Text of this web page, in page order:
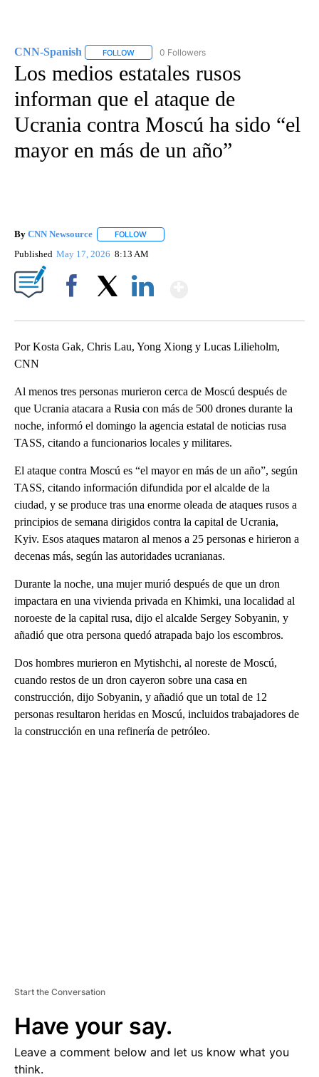
CNN-Spanish FOLLOW FOLLOW "CNN-SPANISH" TO RECEIVE
0 Followers
Los medios estatales rusos
informan que el ataque de
Ucrania contra Moscú ha sido “el
mayor en más de un año”
By CNN Newsource FOLLOW
Published May 17, 2026 8:13 AM
Por Kosta Gak, Chris Lau, Yong Xiong y Lucas Lilieholm,
CNN
Al menos tres personas murieron cerca de Moscú después de
que Ucrania atacara a Rusia con más de 500 drones durante la
noche, informó el domingo la agencia estatal de noticias rusa
TASS, citando a funcionarios locales y militares.
El ataque contra Moscú es “el mayor en más de un año”, según
TASS, citando información difundida por el alcalde de la
ciudad, y se produce tras una enorme oleada de ataques rusos a
principios de semana dirigidos contra la capital de Ucrania,
Kyiv. Esos ataques mataron al menos a 25 personas e hirieron a
decenas más, según las autoridades ucranianas.
Durante la noche, una mujer murió después de que un dron
impactara en una vivienda privada en Khimki, una localidad al
noroeste de la capital rusa, dijo el alcalde Sergey Sobyanin, y
añadió que otra persona quedó atrapada bajo los escombros.
Dos hombres murieron en Mytishchi, al noreste de Moscú,
cuando restos de un dron cayeron sobre una casa en
construcción, dijo Sobyanin, y añadió que un total de 12
personas resultaron heridas en Moscú, incluidos trabajadores de
la construcción en una refinería de petróleo.
Start the Conversation
Have your say.
Leave a comment below and let us know what you
think.